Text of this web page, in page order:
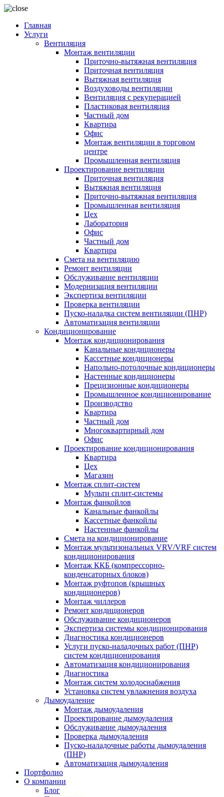
Главная
Услуги
Вентиляция
Монтаж вентиляции
Приточно-вытяжная вентиляция
Приточная вентиляция
Вытяжная вентиляция
Воздуховоды вентиляции
Вентиляция с рекуперацией
Пластиковая вентиляция
Частный дом
Квартира
Офис
Монтаж вентиляции в торговом
центре
Промышленная вентиляция
Проектирование вентиляции
Приточная вентиляция
Вытяжная вентиляция
Приточно-вытяжная вентиляция
Промышленная вентиляция
Цех
Лаборатория
Офис
Частный дом
Квартира
Смета на вентиляцию
Ремонт вентиляции
Обслуживание вентиляции
Модернизация вентиляции
Экспертиза вентиляции
Проверка вентиляции
Пуско-наладка систем вентиляции (ПНР)
Автоматизация вентиляции
Кондиционирование
Монтаж кондиционирования
Канальные кондиционеры
Кассетные кондиционеры
Напольно-потолочные кондиционеры
Настенные кондиционеры
Прецизионные кондиционеры
Промышленное кондиционирование
Производство
Квартира
Частный дом
Многоквартирный дом
Офис
Проектирование кондиционирования
Квартира
Цех
Магазин
Монтаж сплит-систем
Мульти сплит-системы
Монтаж фанкойлов
Канальные фанкойлы
Кассетные фанкойлы
Настенные фанкойлы
Смета на кондиционирование
Монтаж мультизональных VRV/VRF систем
кондиционирования
Монтаж ККБ (компрессорно-
конденсаторных блоков)
Монтаж руфтопов (крышных
кондиционеров)
Монтаж чиллеров
Ремонт кондиционеров
Обслуживание кондиционеров
Экспертиза системы кондиционирования
Диагностика кондиционеров
Услуги пуско-наладочных работ (ПНР)
систем кондиционирования
Автоматизация кондиционирования
Диагностика
Монтаж систем холодоснабжения
Установка систем увлажнения воздуха
Дымоудаление
Монтаж дымоудаления
Проектирование дымоудаления
Обслуживание дымоудаления
Проверка дымоудаления
Пуско-наладочные работы дымоудаления
(ПНР)
Автоматизация дымоудаления
Портфолио
О компании
Блог